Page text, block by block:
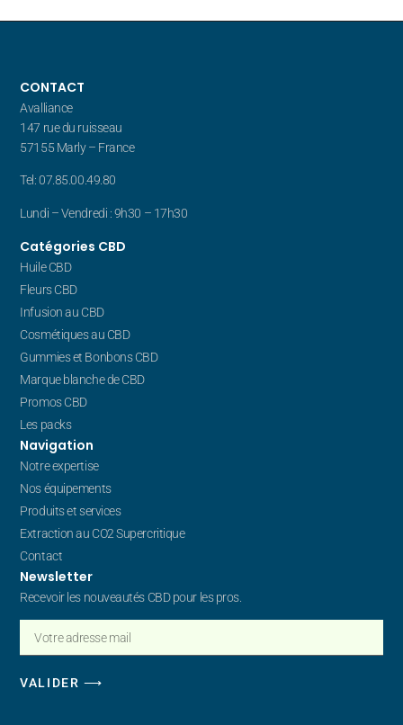
CONTACT
Avalliance
147 rue du ruisseau
57155 Marly – France
Tel: 07.85.00.49.80
Lundi – Vendredi : 9h30 – 17h30
Catégories CBD
Huile CBD
Fleurs CBD
Infusion au CBD
Cosmétiques au CBD
Gummies et Bonbons CBD
Marque blanche de CBD
Promos CBD
Les packs
Navigation
Notre expertise
Nos équipements
Produits et services
Extraction au CO2 Supercritique
Contact
Newsletter
Recevoir les nouveautés CBD pour les pros.
VALIDER ⟶